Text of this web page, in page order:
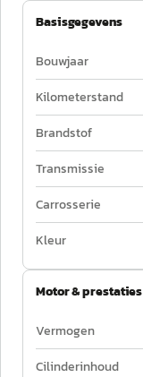
Basisgegevens
Bouwjaar
Kilometerstand
Brandstof
Transmissie
Carrosserie
Kleur
Motor & prestaties
Vermogen
Cilinderinhoud